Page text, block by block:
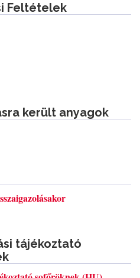
Feltételek
került anyagok
tájékoztató